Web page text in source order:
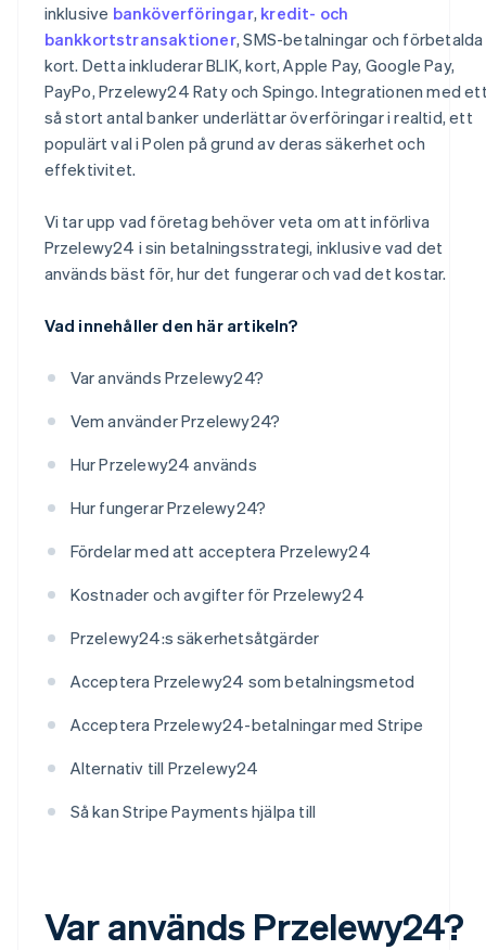
inklusive banköverföringar, kredit- och
bankkortstransaktioner, SMS-betalningar och förbetalda
kort. Detta inkluderar BLIK, kort, Apple Pay, Google Pay,
PayPo, Przelewy24 Raty och Spingo. Integrationen med
så stort antal banker underlättar överföringar i realtid, ett
populärt val i Polen på grund av deras säkerhet och
effektivitet.
Vi tar upp vad företag behöver veta om att införliva
Przelewy24 i sin betalningsstrategi, inklusive vad det
används bäst för, hur det fungerar och vad det kostar.
Vad innehåller den här artikeln?
Var används Przelewy24?
Vem använder Przelewy24?
Hur Przelewy24 används
Hur fungerar Przelewy24?
Fördelar med att acceptera Przelewy24
Kostnader och avgifter för Przelewy24
Przelewy24:s säkerhetsåtgärder
Acceptera Przelewy24 som betalningsmetod
Acceptera Przelewy24-betalningar med Stripe
Alternativ till Przelewy24
Så kan Stripe Payments hjälpa till
Var används Przelewy24?